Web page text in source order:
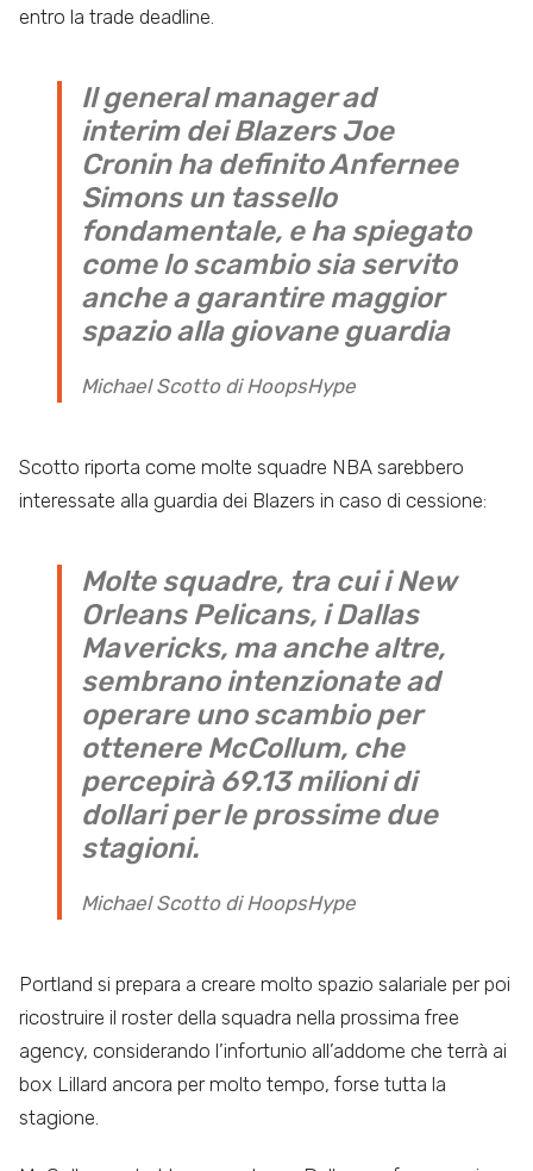
entro la trade deadline.
Il general manager ad
interim dei Blazers Joe
Cronin ha definito Anfernee
Simons un tassello
fondamentale, e ha spiegato
come lo scambio sia servito
anche a garantire maggior
spazio alla giovane guardia
Michael Scotto di HoopsHype
Scotto riporta come molte squadre NBA sarebbero
interessate alla guardia dei Blazers in caso di cessione:
Molte squadre, tra cui i New
Orleans Pelicans, i Dallas
Mavericks, ma anche altre,
sembrano intenzionate ad
operare uno scambio per
ottenere McCollum, che
percepirà 69.13 milioni di
dollari per le prossime due
stagioni.
Michael Scotto di HoopsHype
Portland si prepara a creare molto spazio salariale per poi
ricostruire il roster della squadra nella prossima free
agency, considerando l’infortunio all’addome che terrà ai
box Lillard ancora per molto tempo, forse tutta la
stagione.